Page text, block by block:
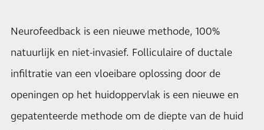
Neurofeedback is een nieuwe methode, 100%
natuurlijk en niet-invasief. Folliculaire of ductale
infiltratie van een vloeibare oplossing door de
openingen op het huidoppervlak is een nieuwe en
gepatenteerde methode om de diepte van de huid